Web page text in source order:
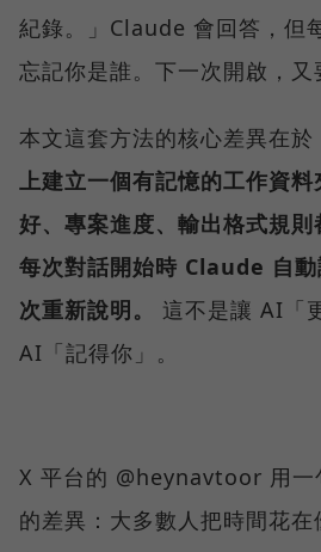
紀錄。」Claude 會回答，但
忘記你是誰。下一次開啟，又
本文這套方法的核心差異在於
上建立一個有記憶的工作資
好、專案進度、輸出格式規則
每次對話開始時 Claude 自
次重新說明。
這不是讓 AI「
AI「記得你」。
X 平台的 @heynavtoor 用一
的差異：大多數人把時間花